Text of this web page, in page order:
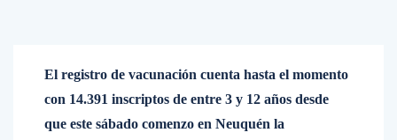
El registro de vacunación cuenta hasta el momento
con 14.391 inscriptos de entre 3 y 12 años desde
que este sábado comenzo en Neuquén la